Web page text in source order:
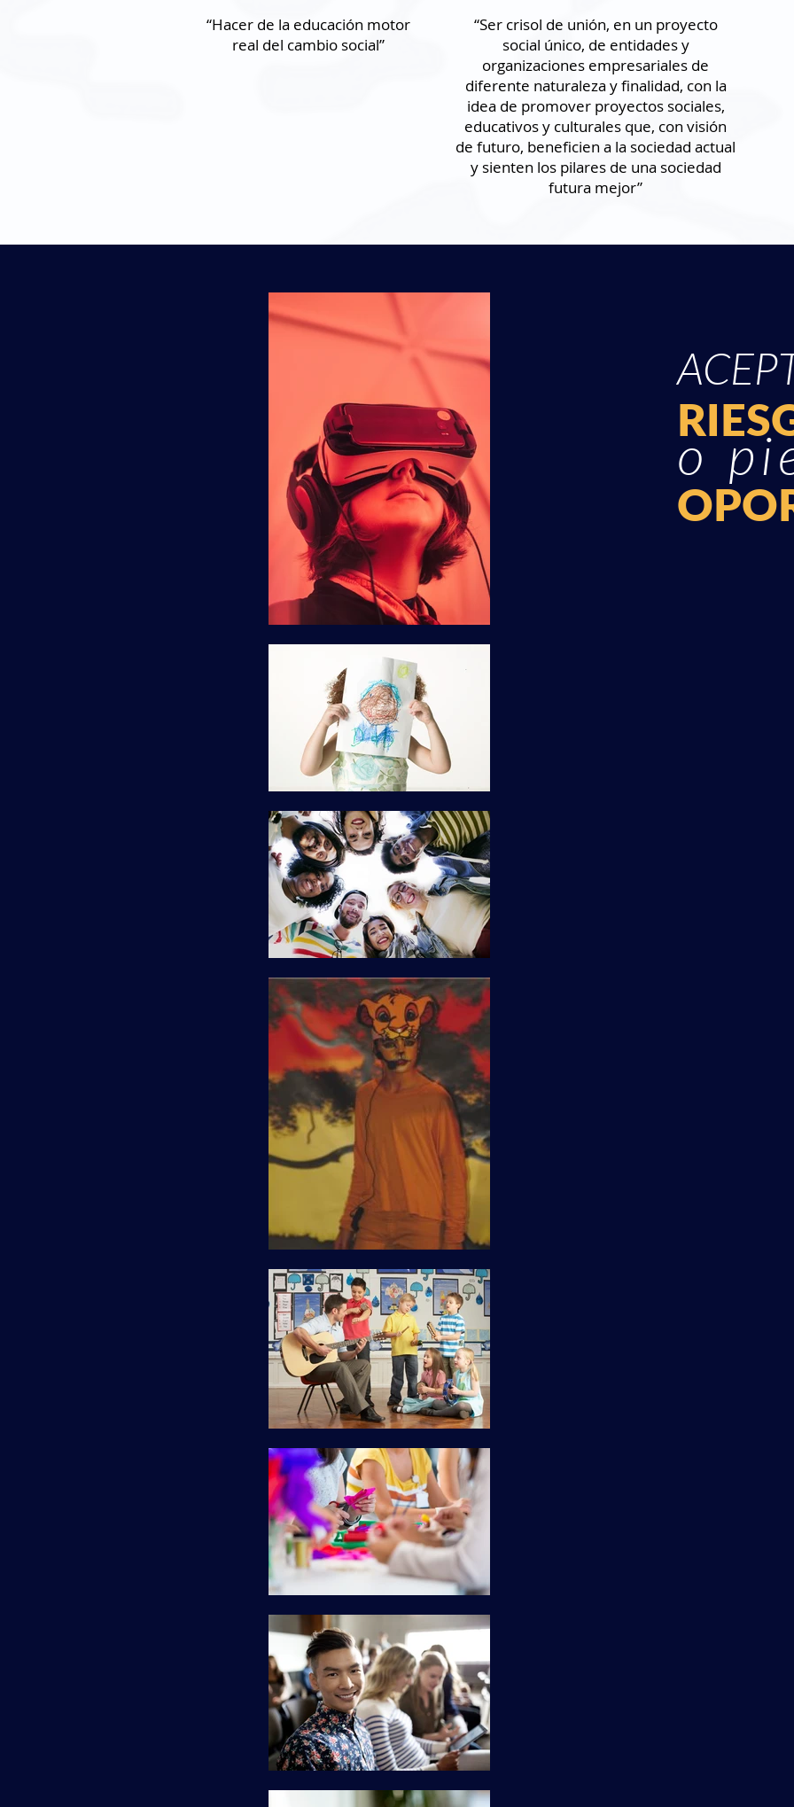
Este escenario,
dirección escolar ante el
principal agente que
Creemos firmemente,
equipo de trabajo, deben
líder de un proyecto
ofrece.
vertebran diversos
que puede ayudar a
próximos años.
“Hacer de la educación motor
real del cambio social”
“Ser crisol de unión, en un proyecto
social único, de entidades y
organizaciones empresariales de
diferente naturaleza y finalidad, con la
idea de promover proyectos sociales,
educativos y culturales que, con visión
de futuro, beneficien a la sociedad actual
y sienten los pilares de una sociedad
futura mejor”
o